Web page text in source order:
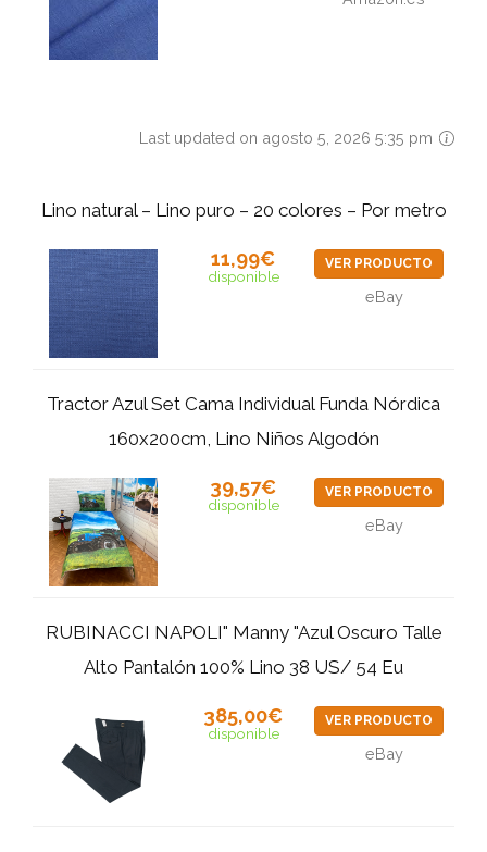
Last updated on agosto 5, 2026 5:35 pm
Lino natural – Lino puro – 20 colores – Por metro
11,99€
disponible
VER PRODUCTO
eBay
Tractor Azul Set Cama Individual Funda Nórdica
160x200cm, Lino Niños Algodón
39,57€
disponible
VER PRODUCTO
eBay
RUBINACCI NAPOLI" Manny "Azul Oscuro Talle
Alto Pantalón 100% Lino 38 US/ 54 Eu
385,00€
disponible
VER PRODUCTO
eBay